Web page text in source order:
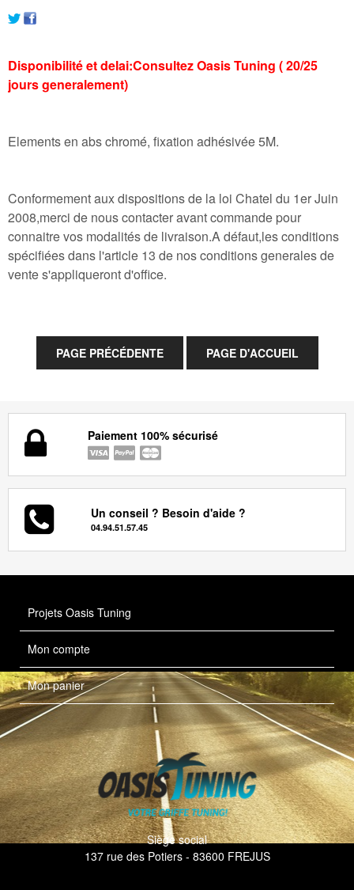
Disponibilité et delai:Consultez Oasis Tuning ( 20/25
jours generalement)
Elements en abs chromé, fixation adhésivée 5M.
Conformement aux dispositions de la loi Chatel du 1er Juin
2008,merci de nous contacter avant commande pour
connaitre vos modalités de livraison.A défaut,les conditions
spécifiées dans l'article 13 de nos conditions generales de
vente s'appliqueront d'office.
Paiement 100% sécurisé
Un conseil ? Besoin d'aide ?
04.94.51.57.45
Projets Oasis Tuning
Mon compte
Mon panier
Siège social
137 rue des Potiers - 83600 FREJUS